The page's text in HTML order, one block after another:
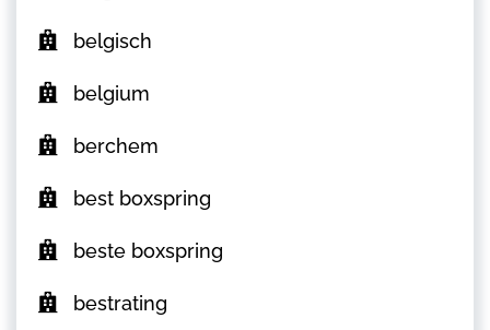
belgisch
belgium
berchem
best boxspring
beste boxspring
bestrating